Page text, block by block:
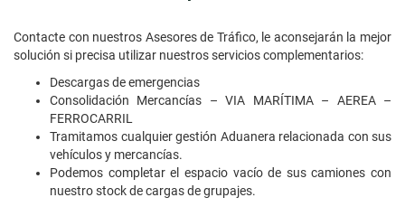
Contacte con nuestros Asesores de Tráfico, le aconsejarán la mejor
solución si precisa utilizar nuestros servicios complementarios:
Descargas de emergencias
Consolidación Mercancías – VIA MARÍTIMA – AEREA –
FERROCARRIL
Tramitamos cualquier gestión Aduanera relacionada con sus
vehículos y mercancías.
Podemos completar el espacio vacío de sus camiones con
nuestro stock de cargas de grupajes.